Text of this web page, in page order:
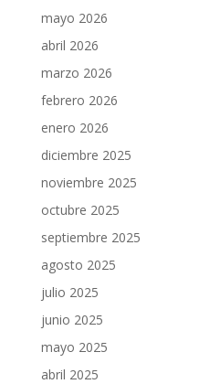
mayo 2026
abril 2026
marzo 2026
febrero 2026
enero 2026
diciembre 2025
noviembre 2025
octubre 2025
septiembre 2025
agosto 2025
julio 2025
junio 2025
mayo 2025
abril 2025